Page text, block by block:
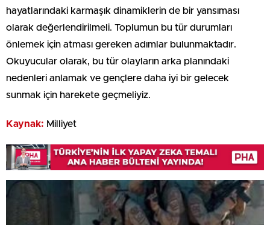
hayatlarındaki karmaşık dinamiklerin de bir yansıması
olarak değerlendirilmeli. Toplumun bu tür durumları
önlemek için atması gereken adımlar bulunmaktadır.
Okuyucular olarak, bu tür olayların arka planındaki
nedenleri anlamak ve gençlere daha iyi bir gelecek
sunmak için harekete geçmeliyiz.
Kaynak: Milliyet